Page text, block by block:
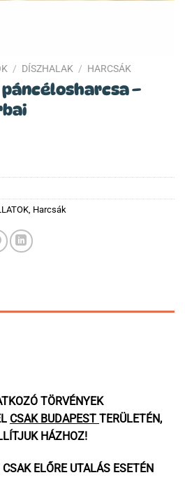
/ DÍSZHALAK / HARCSÁK
–
, Harcsák
TÖRVÉNYEK
CSAK BUDAPEST TERÜLETÉN,
HÁZHOZ!
ELŐRE UTALÁS ESETÉN